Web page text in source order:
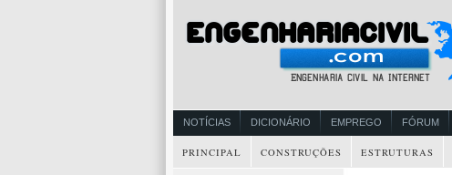
NOTÍCIAS DICIONÁRIO EMPREGO FÓRUM
PRINCIPAL CONSTRUÇÕES ESTRUTURAS